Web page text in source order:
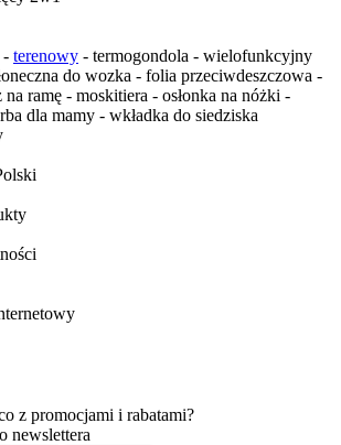
- terenowy - termogondola - wielofunkcyjny
do wozka - folia przeciwdeszczowa -
na ramę - moskitiera - osłonka na nóżki -
dla mamy - wkładka do siedziska
z promocjami i rabatami?
newslettera